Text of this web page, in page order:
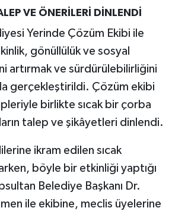
VE ÖNERİLERİ DİNLENDİ
Yerinde Çözüm Ekibi ile
gönüllülük ve sosyal
artırmak ve sürdürülebilirliğini
gerçekleştirildi. Çözüm ekibi
birlikte sıcak bir çorba
talep ve şikâyetleri dinlendi.
ikram edilen sıcak
böyle bir etkinliği yaptığı
Belediye Başkanı Dr.
ile ekibine, meclis üyelerine